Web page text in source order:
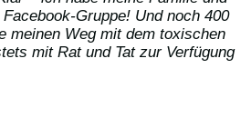
Gruppe! Und noch 400
meinen Weg mit dem toxischen
mit Rat und Tat zur Verfügung